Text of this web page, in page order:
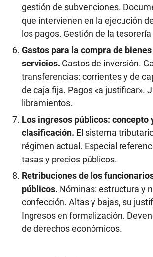
gestión de subvenciones.
que intervienen en la ejecución
los pagos. Gestión de la
Gastos para la compra de bienes
servicios. Gastos de inversión.
transferencias: corrientes y de
de caja fija. Pagos «a justificar».
libramientos.
Los ingresos públicos: concepto
clasificación. El sistema
régimen actual. Especial
tasas y precios públicos.
Retribuciones de los
públicos. Nóminas: estructura y
confección. Altas y bajas, su
Ingresos en formalización.
de derechos económicos.